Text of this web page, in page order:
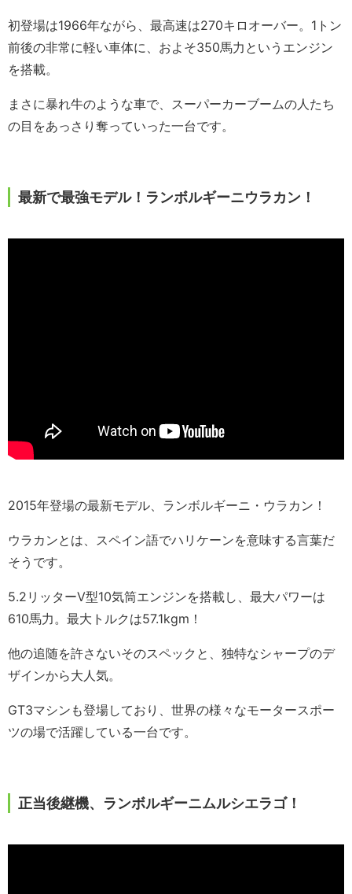
初登場は1966年ながら、最高速は270キロオーバー。1トン
前後の非常に軽い車体に、およそ350馬力というエンジン
を搭載。
まさに暴れ牛のような車で、スーパーカーブームの人たち
の目をあっさり奪っていった一台です。
最新で最強モデル！ランボルギーニウラカン！
2015年登場の最新モデル、ランボルギーニ・ウラカン！
ウラカンとは、スペイン語でハリケーンを意味する言葉だ
そうです。
5.2リッターV型10気筒エンジンを搭載し、最大パワーは
610馬力。最大トルクは57.1kgm！
他の追随を許さないそのスペックと、独特なシャープのデ
ザインから大人気。
GT3マシンも登場しており、世界の様々なモータースポー
ツの場で活躍している一台です。
正当後継機、ランボルギーニムルシエラゴ！